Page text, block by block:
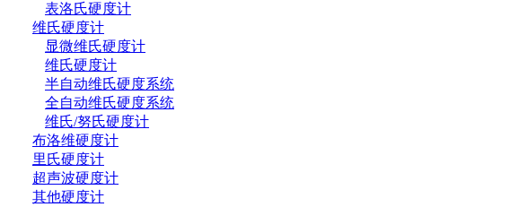
表洛氏硬度计
维氏硬度计
显微维氏硬度计
维氏硬度计
半自动维氏硬度系统
全自动维氏硬度系统
维氏/努氏硬度计
布洛维硬度计
里氏硬度计
超声波硬度计
其他硬度计